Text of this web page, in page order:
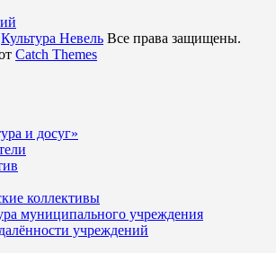
Культура Невель Все права защищены.
Catch Themes
и досуг»
коллективы
муниципального учреждения
учреждений